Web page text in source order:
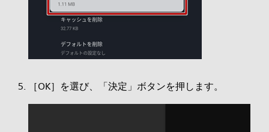
［OK］を選び、「決定」ボタンを押します。